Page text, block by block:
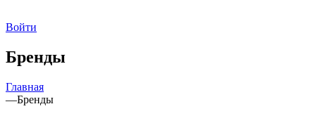
Войти
Бренды
Главная
—Бренды